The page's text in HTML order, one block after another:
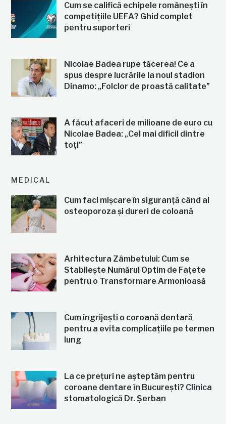
Cum se califică echipele românești în
competițiile UEFA? Ghid complet
pentru suporteri
Nicolae Badea rupe tăcerea! Ce a
spus despre lucrările la noul stadion
Dinamo: „Folclor de proastă calitate”
A făcut afaceri de milioane de euro cu
Nicolae Badea: „Cel mai dificil dintre
toți”
MEDICAL
Cum faci mișcare în siguranță când ai
osteoporoza și dureri de coloană
Arhitectura Zâmbetului: Cum se
Stabilește Numărul Optim de Fațete
pentru o Transformare Armonioasă
Cum îngrijești o coroană dentară
pentru a evita complicațiile pe termen
lung
La ce prețuri ne așteptăm pentru
coroane dentare în București? Clinica
stomatologică Dr. Șerban